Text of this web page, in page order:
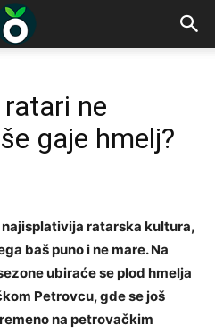
ne
gaje hmelj?
ratarska kultura,
baš puno i ne mare. Na
ubiraće se plod hmelja
Petrovcu, gde se još
na petrovačkim